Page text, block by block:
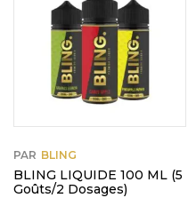
PAR BLING
BLING LIQUIDE 100 ML (5
Goûts/2 Dosages)